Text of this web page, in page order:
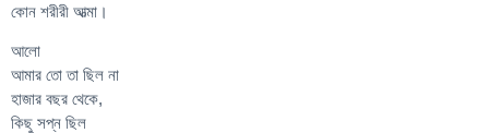
কোন শরীরী আত্মা।
আলো
আমার তো তা ছিল না
হাজার বছর থেকে,
কিছু সপ্ন ছিল